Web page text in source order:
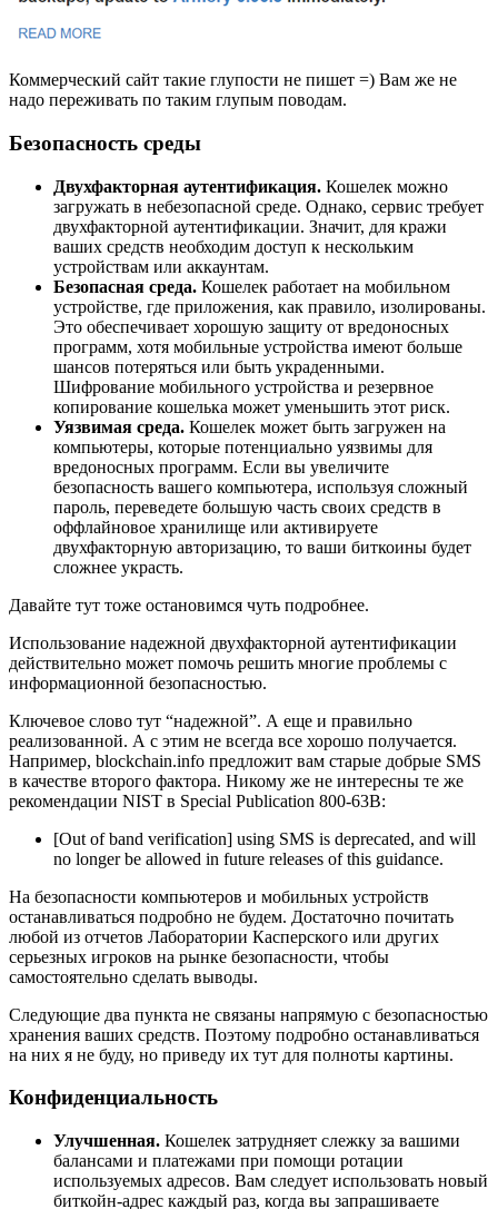
Коммерческий сайт такие глупости не пишет =) Вам же не
надо переживать по таким глупым поводам.
Безопасность среды
Двухфакторная аутентификация. Кошелек можно
загружать в небезопасной среде. Однако, сервис требует
двухфакторной аутентификации. Значит, для кражи
ваших средств необходим доступ к нескольким
устройствам или аккаунтам.
Безопасная среда. Кошелек работает на мобильном
устройстве, где приложения, как правило, изолированы.
Это обеспечивает хорошую защиту от вредоносных
программ, хотя мобильные устройства имеют больше
шансов потеряться или быть украденными.
Шифрование мобильного устройства и резервное
копирование кошелька может уменьшить этот риск.
Уязвимая среда. Кошелек может быть загружен на
компьютеры, которые потенциально уязвимы для
вредоносных программ. Если вы увеличите
безопасность вашего компьютера, используя сложный
пароль, переведете большую часть своих средств в
оффлайновое хранилище или активируете
двухфакторную авторизацию, то ваши биткоины будет
сложнее украсть.
Давайте тут тоже остановимся чуть подробнее.
Использование надежной двухфакторной аутентификации
действительно может помочь решить многие проблемы с
информационной безопасностью.
Ключевое слово тут “надежной”. А еще и правильно
реализованной. А с этим не всегда все хорошо получается.
Например, blockchain.info предложит вам старые добрые SMS
в качестве второго фактора. Никому же не интересны те же
рекомендации NIST в Special Publication 800-63B:
[Out of band verification] using SMS is deprecated, and will
no longer be allowed in future releases of this guidance.
На безопасности компьютеров и мобильных устройств
останавливаться подробно не будем. Достаточно почитать
любой из отчетов Лаборатории Касперского или других
серьезных игроков на рынке безопасности, чтобы
самостоятельно сделать выводы.
Следующие два пункта не связаны напрямую с безопасностью
хранения ваших средств. Поэтому подробно останавливаться
на них я не буду, но приведу их тут для полноты картины.
Конфиденциальность
Улучшенная. Кошелек затрудняет слежку за вашими
балансами и платежами при помощи ротации
используемых адресов. Вам следует использовать новый
биткойн-адрес каждый раз, когда вы запрашиваете